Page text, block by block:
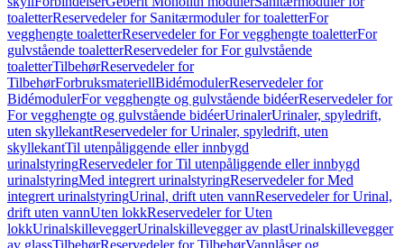
toaletterReservedeler for Sanitærmoduler for toaletterFor
vegghengte toaletterReservedeler for For vegghengte toaletterFor
gulvstående toaletterReservedeler for For gulvstående
toaletterTilbehørReservedeler for
TilbehørForbruksmateriellBidémodulerReservedeler for
BidémodulerFor vegghengte og gulvstående bidéerReservedeler for
For vegghengte og gulvstående bidéerUrinalerUrinaler, spyledrift,
uten skyllekantReservedeler for Urinaler, spyledrift, uten
skyllekantTil utenpåliggende eller innbygd
urinalstyringReservedeler for Til utenpåliggende eller innbygd
urinalstyringMed integrert urinalstyringReservedeler for Med
integrert urinalstyringUrinal, drift uten vannReservedeler for Urinal,
drift uten vannUten lokkReservedeler for Uten
lokkUrinalskilleveggerUrinalskillevegger av plastUrinalskillevegger
av glassTilbehørReservedeler for TilbehørVannlåser og